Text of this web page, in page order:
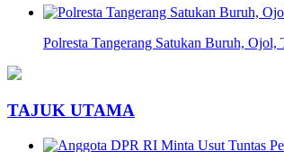
Polresta Tangerang Satukan Buruh,
TAJUK UTAMA